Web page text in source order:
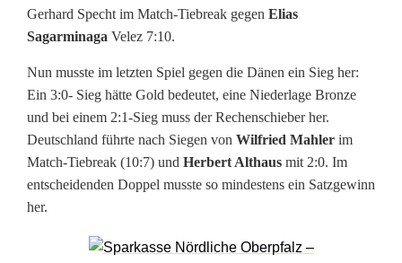
W
M
d
r
e
i
M
Gerhard Specht im Match-Tiebreak gegen Elias
Sagarminaga Velez 7:10.
Nun musste im letzten Spiel gegen die Dänen ein Sieg her:
Ein 3:0- Sieg hätte Gold bedeutet, eine Niederlage Bronze
und bei einem 2:1-Sieg muss der Rechenschieber her.
Deutschland führte nach Siegen von Wilfried Mahler im
Match-Tiebreak (10:7) und Herbert Althaus mit 2:0. Im
entscheidenden Doppel musste so mindestens ein Satzgewinn
her.